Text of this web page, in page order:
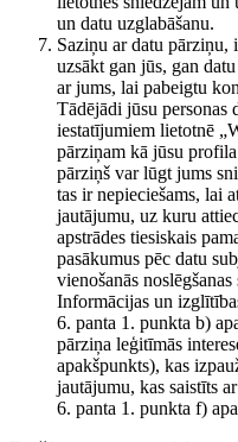
un datu uzglabāšanu.
Saziņu ar datu
uzsākt gan jūs, gan
ar jums, lai pabeigtu
Tādējādi jūsu personas
iestatījumiem lietotnē
pārziņam kā jūsu
pārziņš var lūgt jums
tas ir nepieciešams, lai
jautājumu, uz kuru
apstrādes tiesiskais
pasākumus pēc datu
vienošanās
Informācijas un
6. panta 1. punkta b)
pārziņa leģitīmās
apakšpunkts), kas
jautājumu, kas saistīts
6. panta 1. punkta f)